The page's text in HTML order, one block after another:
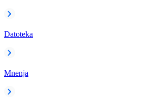
Datoteka
Mnenja